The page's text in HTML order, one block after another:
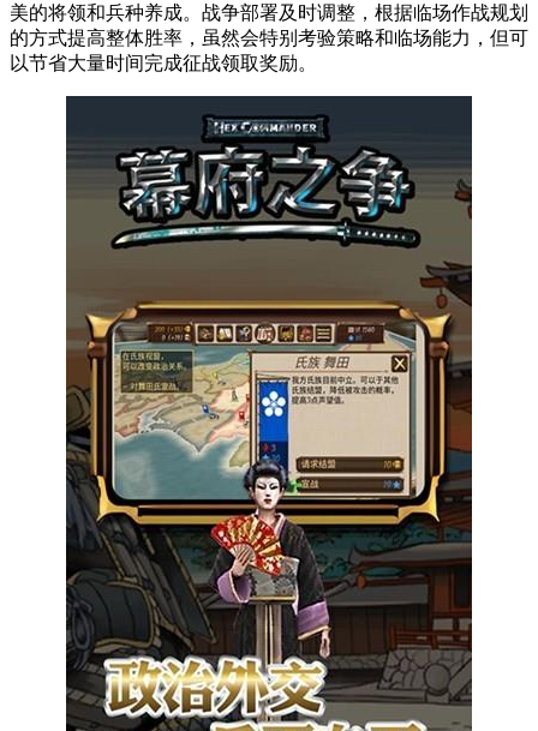
美的将领和兵种养成。战争部署及时调整，根据临场作战规划
的方式提高整体胜率，虽然会特别考验策略和临场能力，但可
以节省大量时间完成征战领取奖励。